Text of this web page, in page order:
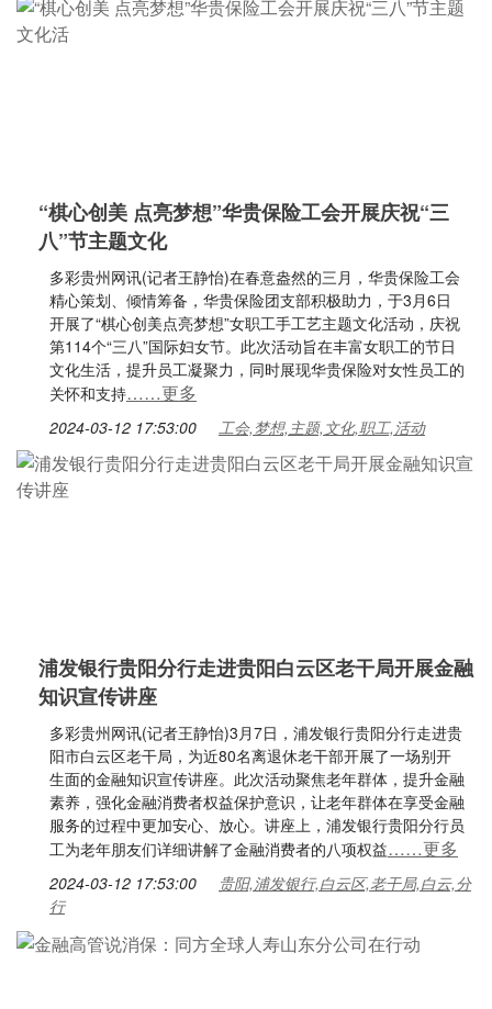
“棋心创美 点亮梦想”华贵保险工会开展庆祝“三
八”节主题文化
多彩贵州网讯(记者王静怡)在春意盎然的三月，华贵保险工会
精心策划、倾情筹备，华贵保险团支部积极助力，于3月6日
开展了“棋心创美点亮梦想”女职工手工艺主题文化活动，庆祝
第114个“三八”国际妇女节。此次活动旨在丰富女职工的节日
文化生活，提升员工凝聚力，同时展现华贵保险对女性员工的
关怀和支持……更多
2024-03-12 17:53:00 工会,梦想,主题,文化,职工,活动
浦发银行贵阳分行走进贵阳白云区老干局开展金融
知识宣传讲座
多彩贵州网讯(记者王静怡)3月7日，浦发银行贵阳分行走进贵
阳市白云区老干局，为近80名离退休老干部开展了一场别开
生面的金融知识宣传讲座。此次活动聚焦老年群体，提升金融
素养，强化金融消费者权益保护意识，让老年群体在享受金融
服务的过程中更加安心、放心。讲座上，浦发银行贵阳分行员
工为老年朋友们详细讲解了金融消费者的八项权益……更多
2024-03-12 17:53:00
贵阳,浦发银行,白云区,老干局,白云,分
行